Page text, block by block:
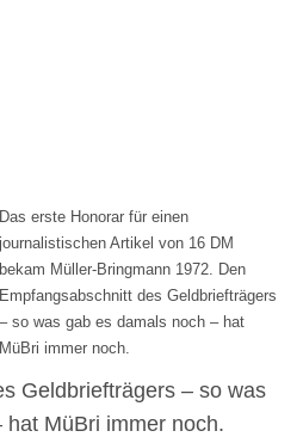
Das erste Honorar für einen
journalistischen Artikel von 16 DM
bekam Müller-Bringmann 1972. Den
Empfangsabschnitt des Geldbriefträgers
– so was gab es damals noch – hat
MüBri immer noch.
Geldbriefträgers – so was
MüBri immer noch.